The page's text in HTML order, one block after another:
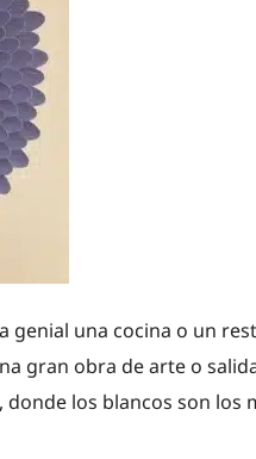
genial una cocina o un
gran obra de arte o
los blancos son los